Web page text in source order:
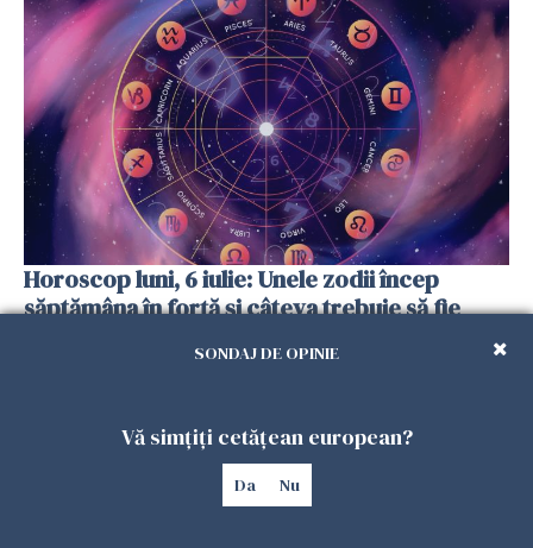
Horoscop luni, 6 iulie: Unele zodii încep
săptămâna în forță și câteva trebuie să fie
SONDAJ DE OPINIE
Vă simțiți cetățean european?
Da Nu